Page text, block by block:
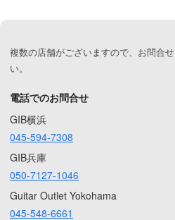
複数の店舗がございますので、お問合
い。
電話でのお問合せ
GIB横浜
045-594-7308
GIB兵庫
050-7127-1046
Guitar Outlet Yokohama
045-548-6661